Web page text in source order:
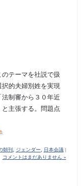
テーマを社説で扱
的夫婦別姓を実現
制審から３０年近
主張する。問題点
朝刊 , ジェンダー, 日本会議|
コメントはまだありません »